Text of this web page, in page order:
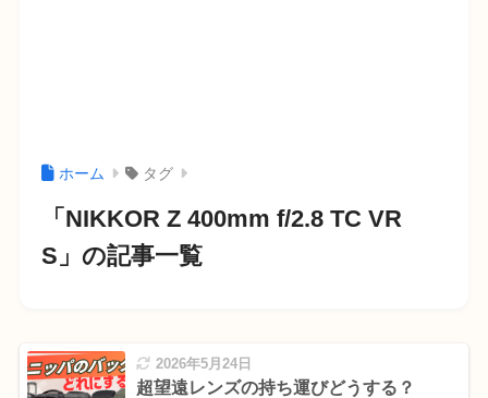
ホーム タグ
「NIKKOR Z 400mm f/2.8 TC VR
S」の記事一覧
2026年5月24日
超望遠レンズの持ち運びどうする？